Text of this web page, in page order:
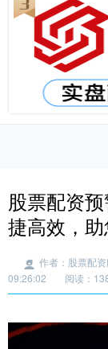
股票配资
捷高效，
作者：股票配
09:26:02
阅读：